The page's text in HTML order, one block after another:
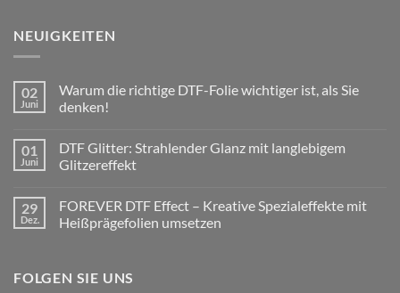
NEUIGKEITEN
02
Juni
Warum die richtige DTF-Folie wichtiger ist, als Sie
denken!
zu
Warum
die
Folie
wichtiger
ist,
01
Juni
DTF Glitter: Strahlender Glanz mit langlebigem
Glitzereffekt
zu
DTF
Glitter:
langlebigem
Glitzereffekt
29
Dez.
FOREVER DTF Effect – Kreative Spezialeffekte mit
Heißprägefolien umsetzen
FOREVER
DTF
FOLGEN SIE UNS